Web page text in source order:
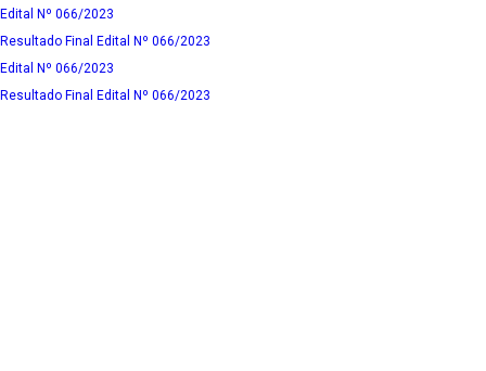
Edital Nº 066/2023
Resultado Final Edital Nº 066/2023
Edital Nº 066/2023
Resultado Final Edital Nº 066/2023